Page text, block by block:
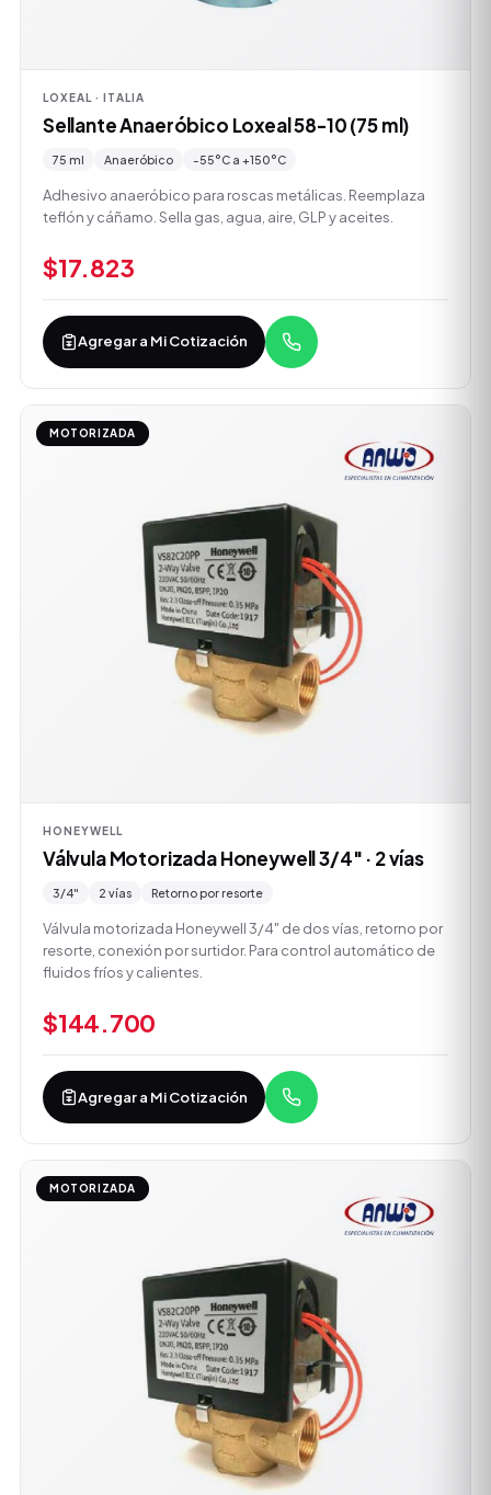
LOXEAL · ITALIA
Sellante Anaeróbico Loxeal 58-10 (75 ml)
75 ml Anaeróbico -55°C a +150°C
Adhesivo anaeróbico para roscas metálicas. Reemplaza
teflón y cáñamo. Sella gas, agua, aire, GLP y aceites.
$17.823
Agregar a Mi Cotización
MOTORIZADA
HONEYWELL
Válvula Motorizada Honeywell 3/4" · 2 vías
3/4" 2 vías Retorno por resorte
Válvula motorizada Honeywell 3/4" de dos vías, retorno por
resorte, conexión por surtidor. Para control automático de
fluidos fríos y calientes.
$144.700
Agregar a Mi Cotización
MOTORIZADA